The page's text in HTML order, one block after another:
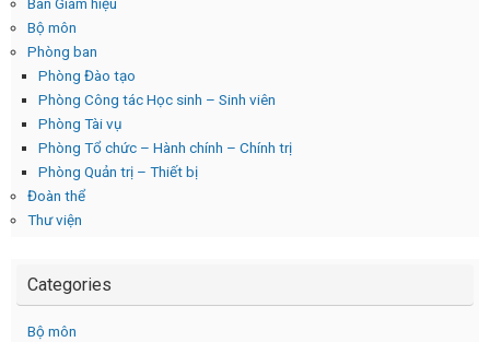
Ban Giám hiệu
Bộ môn
Phòng ban
Phòng Đào tạo
Phòng Công tác Học sinh – Sinh viên
Phòng Tài vụ
Phòng Tổ chức – Hành chính – Chính trị
Phòng Quản trị – Thiết bị
Đoàn thể
Thư viện
Categories
Bộ môn